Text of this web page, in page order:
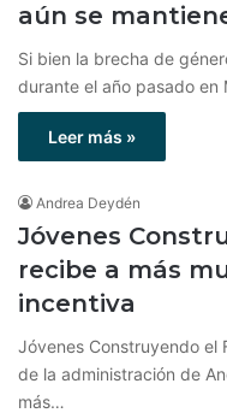
aún se
Si bien la brecha de
durante el año pasado
Leer más »
Andrea Deydén
Jóvenes
recibe a más
incentiva
Jóvenes Construyendo el
de la administración de
más…